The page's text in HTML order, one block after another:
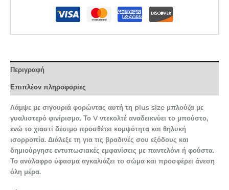
Περιγραφή
Επιπλέον πληροφορίες
Λάμψε με σιγουριά φορώντας αυτή τη plus size μπλούζα με
γυαλιστερό φινίρισμα. Το V ντεκολτέ αναδεικνύει το μπούστο,
ενώ το χιαστί δέσιμο προσθέτει κομψότητα και θηλυκή
ισορροπία. Διάλεξε τη για τις βραδινές σου εξόδους και
δημιούργησε εντυπωσιακές εμφανίσεις με παντελόνι ή φούστα.
Το ανάλαφρο ύφασμα αγκαλιάζει το σώμα και προσφέρει άνεση
όλη μέρα.